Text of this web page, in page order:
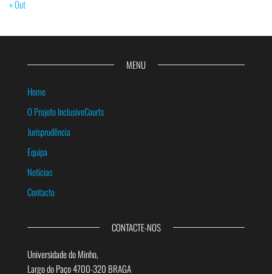
« Out
MENU
Home
O Projeto InclusiveCourts
Jurisprudência
Equipa
Notícias
Contacto
CONTACTE-NOS
Universidade do Minho,
Largo do Paço 4700-320 BRAGA